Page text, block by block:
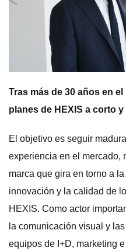
Tras más de 30 años en
planes de HEXIS a corto
El objetivo es seguir
experiencia en el mercado,
marca que gira en torno a
innovación y la calidad de
HEXIS. Como actor
la comunicación visual y
equipos de I+D, marketing